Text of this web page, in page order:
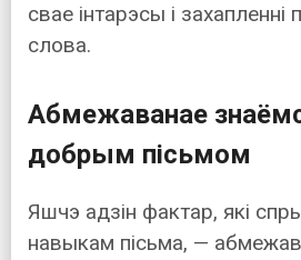
свае інтарэсы і захапленні
слова.
Абмежаванае
добрым пісьмом
Яшчэ адзін фактар, які
навыкам пісьма, —